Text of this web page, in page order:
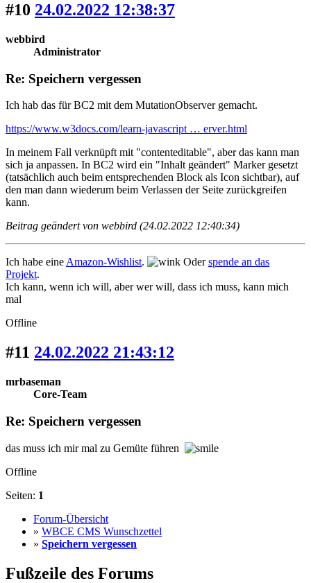
#10 24.02.2022 12:38:37
webbird
Administrator
Re: Speichern vergessen
Ich hab das für BC2 mit dem MutationObserver gemacht.
https://www.w3docs.com/learn-javascript … erver.html
In meinem Fall verknüpft mit "contenteditable", aber das kann man
sich ja anpassen. In BC2 wird ein "Inhalt geändert" Marker gesetzt
(tatsächlich auch beim entsprechenden Block als Icon sichtbar), auf
den man dann wiederum beim Verlassen der Seite zurückgreifen
kann.
Beitrag geändert von webbird (24.02.2022 12:40:34)
Ich habe eine Amazon-Wishlist. Oderspende an das
Projekt.
Ich kann, wenn ich will, aber wer will, dass ich muss, kann mich
mal
Offline
#11 24.02.2022 21:43:12
mrbaseman
Core-Team
Re: Speichern vergessen
das muss ich mir mal zu Gemüte führen
Offline
Seiten: 1
Forum-Übersicht
» WBCE CMS Wunschzettel
» Speichern vergessen
Fußzeile des Forums